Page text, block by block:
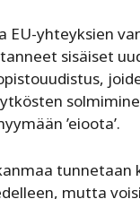
EU-yhteyksien
sisäiset
’eioota’.
tunnetaan
mutta